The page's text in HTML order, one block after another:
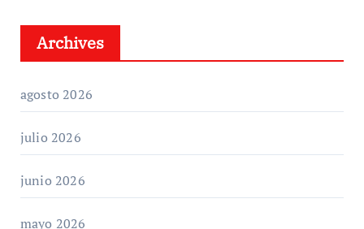
Archives
agosto 2026
julio 2026
junio 2026
mayo 2026